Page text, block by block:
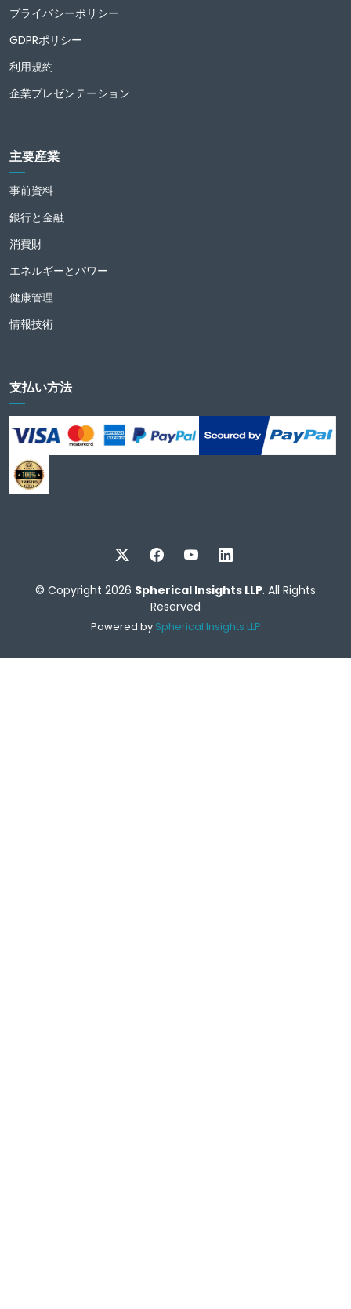
プライバシーポリシー
GDPRポリシー
利用規約
企業プレゼンテーション
主要産業
事前資料
銀行と金融
消費財
エネルギーとパワー
健康管理
情報技術
支払い方法
© Copyright 2026 Spherical Insights LLP. All Rights
Reserved
Powered by Spherical Insights LLP